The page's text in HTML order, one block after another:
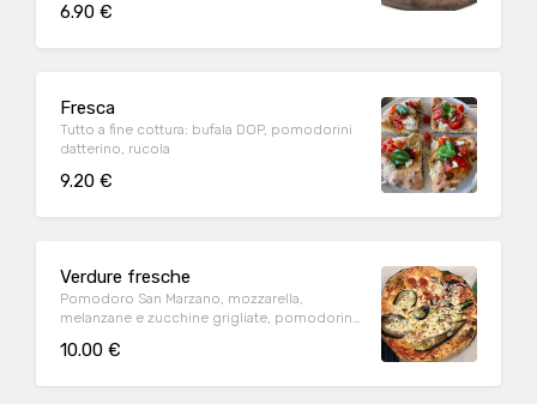
6.90 €
Fresca
Tutto a fine cottura: bufala DOP, pomodorini
datterino, rucola
9.20 €
Verdure fresche
Pomodoro San Marzano, mozzarella,
melanzane e zucchine grigliate, pomodorini
10.00 €